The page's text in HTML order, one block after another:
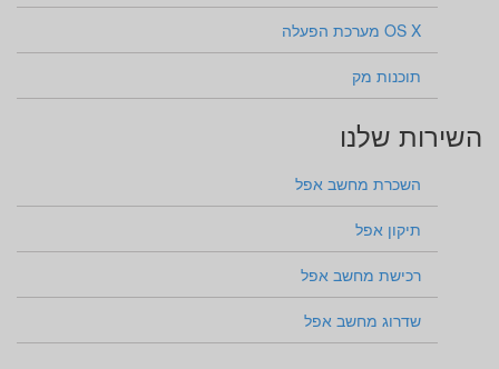
OS X מערכת הפעלה
תוכנות מק
השירות שלנו
השכרת מחשב אפל
תיקון אפל
רכישת מחשב אפל
שדרוג מחשב אפל